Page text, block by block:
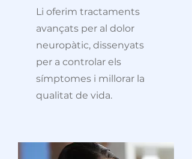
Li oferim tractaments
avançats per al dolor
neuropàtic, dissenyats
per a controlar els
símptomes i millorar la
qualitat de vida.